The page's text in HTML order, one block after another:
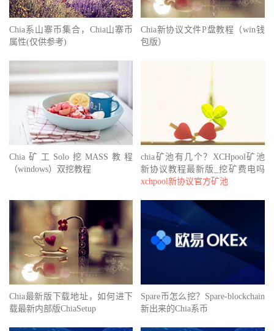
Chia系山寨币集合，Chia山寨币
属性(仅供参考)
Chia新协议文件P盘教程（win钱
包版）
Chia矿工Solo挖MASS教程
（windows）双挖教程
chia矿池有几个？XCHpool矿池
新协议教程最新版_挖矿费电吗
xchpool新协议官方矿池
Chia最新版下载地址，如何进下
载最新内部版ChiaSetup
Spare币怎么挖？Spare-blockchain
新出来的Chia系币